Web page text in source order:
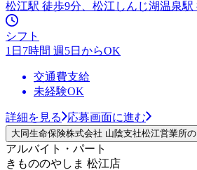
松江駅 徒歩9分、松江しんじ湖温泉駅
シフト
1日7時間 週5日からOK
交通費支給
未経験OK
詳細を見る 応募画面に進む
大同生命保険株式会社 山陰支社松江営業所
アルバイト・パート
きもののやしま 松江店